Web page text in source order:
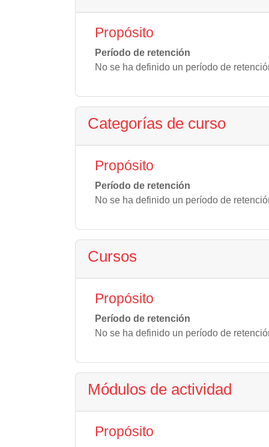
Propósito
Período de retención
No se ha definido un período de
Categorías de curso
Propósito
Período de retención
No se ha definido un período de
Cursos
Propósito
Período de retención
No se ha definido un período de
Módulos de actividad
Propósito